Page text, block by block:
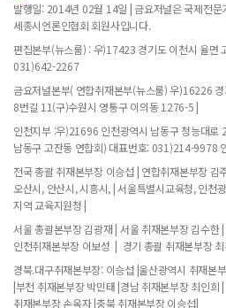
발행일: 2014년 02월 14일 | 금요저널은 국제전문
세종시언론인협회 회원사입니다.
편집본부(뉴스룸) : 우)17423 경기도 이천시 율면
031)642-2267
금요저널본부( 연합취재본부(뉴스룸) 우)16226
8번길 11(구)수원시 영통구 이의동 1276-5 |
인천지부 :우)21696 인천광역시 남동구 청능대
남동구 고잔동 연합회) 대표번호: 031)214-9978
전국 총괄 취재본부장 이승섭 | 연합취재본부장 김
오산시, 안산시, 시흥시, | 서울특별시교육청, 인천
지역 교육지원청 |
서울 총괄본부장 김광재 | 서울 취재본부장 김수한
인천취재본부장 이보성 | 경기 총괄 취재본부장
경북.대구취재본부장: 이승섭 |울산광역시 취재본
|부천 취재본부장 박민태 |경남 취재본부장 최인희
취재본부장 손옥자 |충북 취재본부장 이승섭|